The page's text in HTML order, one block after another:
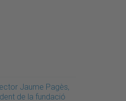
Jaume Pagès,
de la fundació